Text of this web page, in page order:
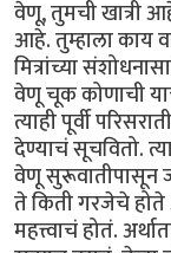
वेणू, तुमची खात्री
आहे. तुम्हाला काय
मित्रांच्या
वेणू चूक कोणाची
त्याही पूर्वी
देण्याचं सूचवितो.
वेणू सुरूवातीपासून
ते किती गरजेचे
महत्त्वाचं होतं.